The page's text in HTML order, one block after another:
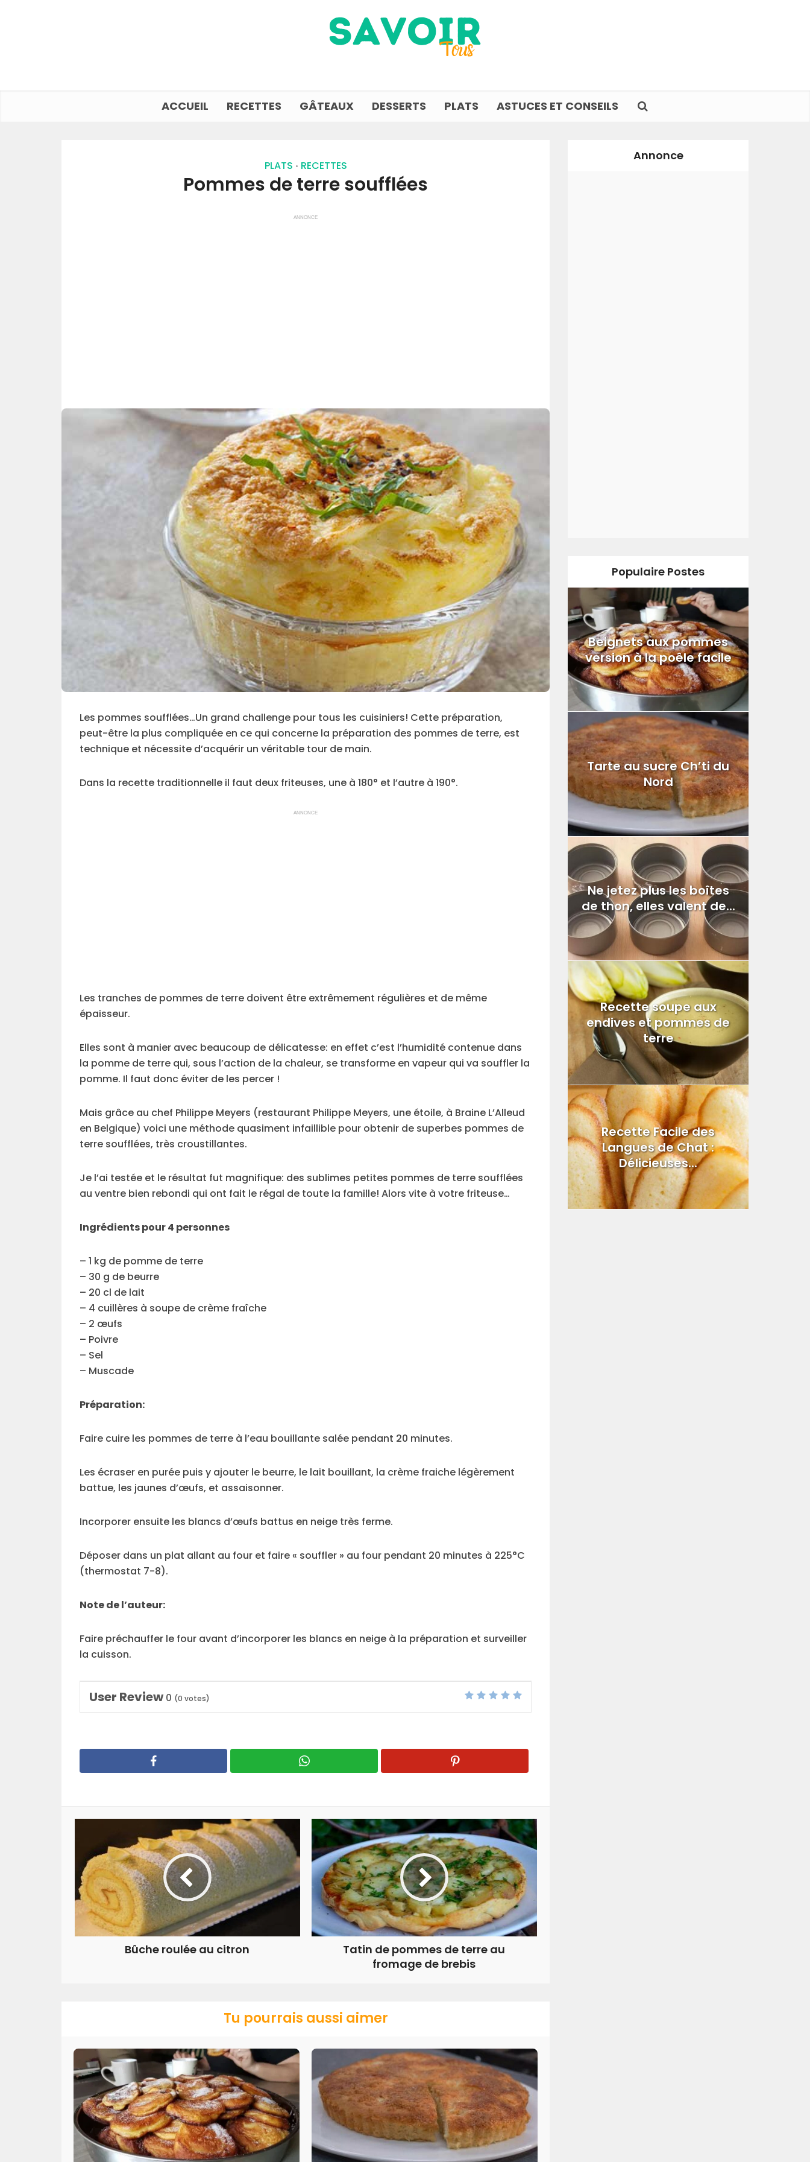
ACCUEIL RECETTES GÂTEAUX DESSERTS PLATS ASTUCES ET CONSEILS
PLATS • RECETTES
Pommes de terre soufflées
ANNONCE
Les pommes soufflées…Un grand challenge pour tous les cuisiniers! Cette préparation,
peut-être la plus compliquée en ce qui concerne la préparation des pommes de terre, est
technique et nécessite d’acquérir un véritable tour de main.
Dans la recette traditionnelle il faut deux friteuses, une à 180° et l’autre à 190°.
ANNONCE
Les tranches de pommes de terre doivent être extrêmement régulières et de même
épaisseur.
Elles sont à manier avec beaucoup de délicatesse: en effet c’est l’humidité contenue dans
la pomme de terre qui, sous l’action de la chaleur, se transforme en vapeur qui va souffler la
pomme. Il faut donc éviter de les percer !
Mais grâce au chef Philippe Meyers (restaurant Philippe Meyers, une étoile, à Braine L’Alleud
en Belgique) voici une méthode quasiment infaillible pour obtenir de superbes pommes de
terre soufflées, très croustillantes.
Je l’ai testée et le résultat fut magnifique: des sublimes petites pommes de terre soufflées
au ventre bien rebondi qui ont fait le régal de toute la famille! Alors vite à votre friteuse…
Ingrédients pour 4 personnes
– 1 kg de pomme de terre
– 30 g de beurre
– 20 cl de lait
– 4 cuillères à soupe de crème fraîche
– 2 œufs
– Poivre
– Sel
– Muscade
Préparation:
Faire cuire les pommes de terre à l’eau bouillante salée pendant 20 minutes.
Les écraser en purée puis y ajouter le beurre, le lait bouillant, la crème fraiche légèrement
battue, les jaunes d’œufs, et assaisonner.
Incorporer ensuite les blancs d’œufs battus en neige très ferme.
Déposer dans un plat allant au four et faire « souffler » au four pendant 20 minutes à 225°C
(thermostat 7-8).
Note de l’auteur:
Faire préchauffer le four avant d’incorporer les blancs en neige à la préparation et surveiller
la cuisson.
User Review 0 (0 votes)
Bûche roulée au citron
Tatin de pommes de terre au
fromage de brebis
Tu pourrais aussi aimer
Annonce
Populaire Postes
Beignets aux pommes
version à la poêle facile
Tarte au sucre Ch’ti du
Nord
Ne jetez plus les boîtes
de thon, elles valent de...
Recette soupe aux
endives et pommes de
terre
Recette Facile des
Langues de Chat :
Délicieuses...